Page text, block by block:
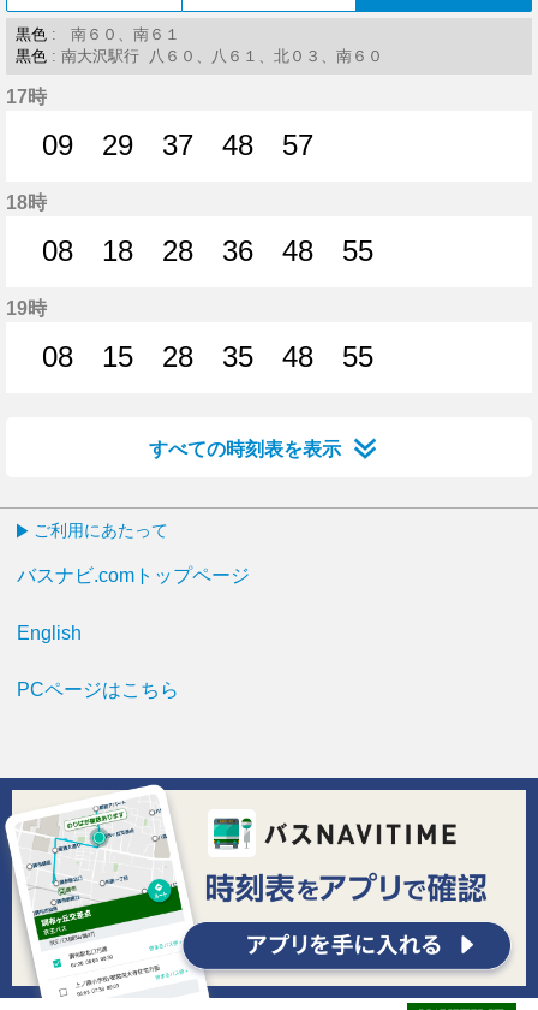
黒色 : 南６０、南６１
黒色 : 南大沢駅行 八６０、八６１、北０３、南６０
17時
09
29
37
48
57
18時
08
18
28
36
48
55
19時
08
15
28
35
48
55
すべての時刻表を表示
ご利用にあたって
バスナビ.comトップページ
English
PCページはこちら